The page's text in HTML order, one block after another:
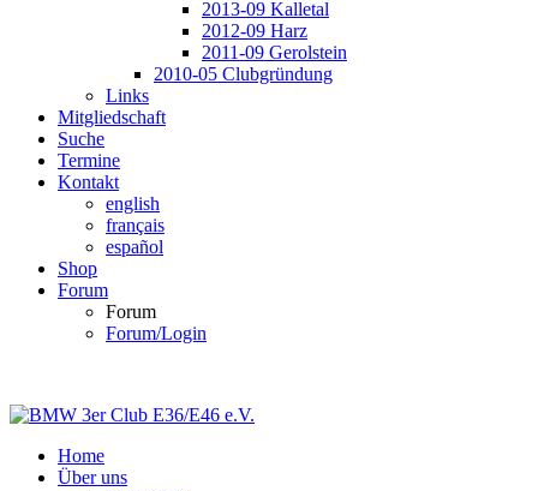
2013-09 Kalletal
2012-09 Harz
2011-09 Gerolstein
2010-05 Clubgründung
Links
Mitgliedschaft
Suche
Termine
Kontakt
english
français
español
Shop
Forum
Forum
Forum/Login
Home
Über uns